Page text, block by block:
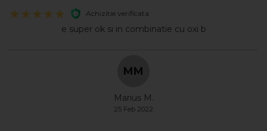
Achizitie verificata
e super ok si in combinatie cu oxi b
MM
Marius M.
25 Feb 2022